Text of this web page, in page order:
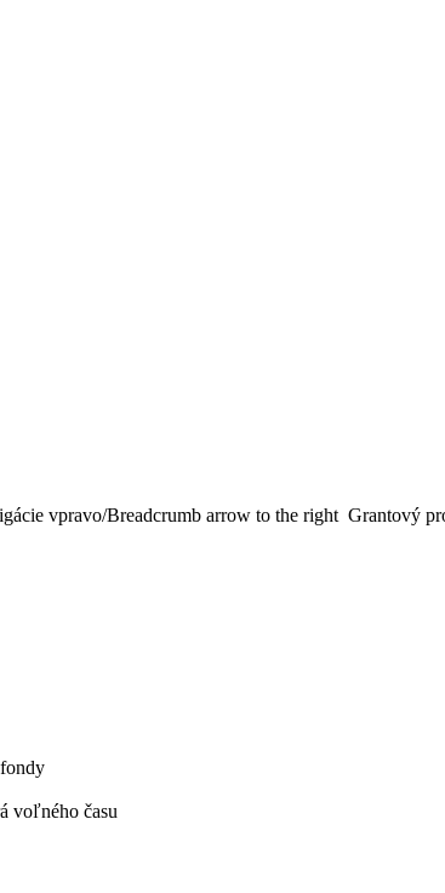
Grantový
voľného času